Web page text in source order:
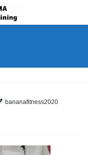
bananafitness2020